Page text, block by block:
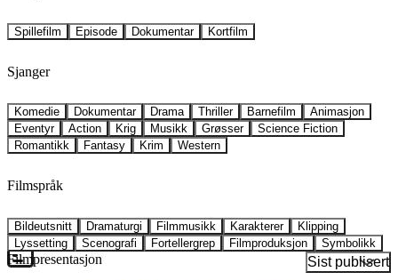
Spillefilm Episode Dokumentar Kortfilm
Sjanger
Komedie Dokumentar Drama Thriller Barnefilm
Animasjon
Eventyr
Action Krig Musikk Grøsser
Science Fiction
Romantikk
Fantasy Krim Western
Filmspråk
Bildeutsnitt Dramaturgi Filmmusikk Karakterer
Klipping
Lyssetting
Scenografi Fortellergrep Filmproduksjon Symbolikk
Sist publisert
Filmpresentasjon